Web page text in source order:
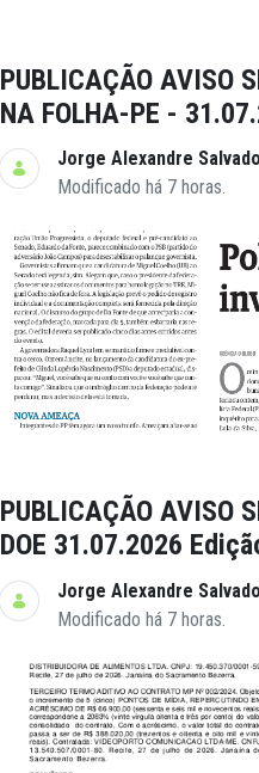
PUBLICAÇÃO AVISO
NA FOLHA-PE -
Jorge Alexandre
Modificado há 7 horas.
PUBLICAÇÃO AVISO
DOE 31.07.2026
Jorge Alexandre
Modificado há 7 horas.